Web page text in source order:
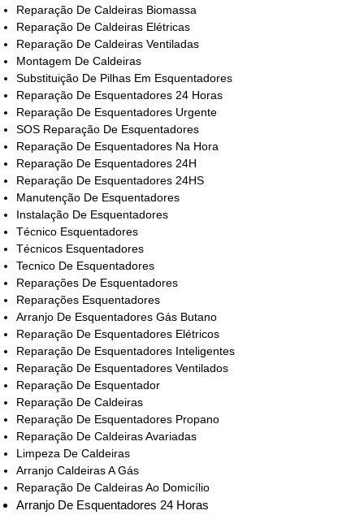
Reparação De Caldeiras Biomassa
Reparação De Caldeiras Elétricas
Reparação De Caldeiras Ventiladas
Montagem De Caldeiras
Substituição De Pilhas Em Esquentadores
Reparação De Esquentadores 24 Horas
Reparação De Esquentadores Urgente
SOS Reparação De Esquentadores
Reparação De Esquentadores Na Hora
Reparação De Esquentadores 24H
Reparação De Esquentadores 24HS
Manutenção De Esquentadores
Instalação De Esquentadores
Técnico Esquentadores
Técnicos Esquentadores
Tecnico De Esquentadores
Reparações De Esquentadores
Reparações Esquentadores
Arranjo De Esquentadores Gás Butano
Reparação De Esquentadores Elétricos
Reparação De Esquentadores Inteligentes
Reparação De Esquentadores Ventilados
Reparação De Esquentador
Reparação De Caldeiras
Reparação De Esquentadores Propano
Reparação De Caldeiras Avariadas
Limpeza De Caldeiras
Arranjo Caldeiras A Gás
Reparação De Caldeiras Ao Domicílio
Arranjo De Esquentadores 24 Horas